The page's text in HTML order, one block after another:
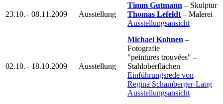
23.10.– 08.11.2009 Ausstellung
Timm Gutmann – Skulptur
Thomas Lefeldt – Malerei
Ausstellungsansicht
02.10.– 18.10.2009 Ausstellung
Michael Kohnen –
Fotografie
"peintures trouvées" –
Stahloberflächen
Einführungsrede von
Regina Schamberger-Lang
Ausstellungsansicht